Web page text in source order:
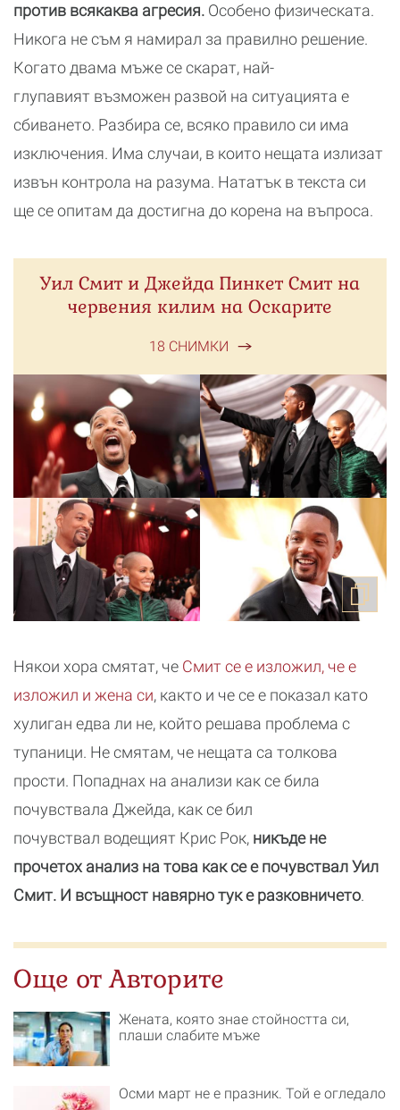
против всякаква агресия. Особено физическата.
Никога не съм я намирал за правилно решение.
Когато двама мъже се скарат, най-
глупавият възможен развой на ситуацията е
сбиването. Разбира се, всяко правило си има
изключения. Има случаи, в които нещата излизат
извън контрола на разума. Нататък в текста си
ще се опитам да достигна до корена на въпроса.
Уил Смит и Джейда Пинкет Смит на
червения килим на Оскарите
18 СНИМКИ
Някои хора смятат, че Смит се е изложил, че е
изложил и жена си, както и че се е показал като
хулиган едва ли не, който решава проблема с
тупаници. Не смятам, че нещата са толкова
прости. Попаднах на анализи как се била
почувствала Джейда, как се бил
почувствал водещият Крис Рок, никъде не
прочетох анализ на това как се е почувствал Уил
Смит. И всъщност навярно тук е разковничето.
Още от Авторите
Жената, която знае стойността си,
плаши слабите мъже
Осми март не е празник. Той е огледало